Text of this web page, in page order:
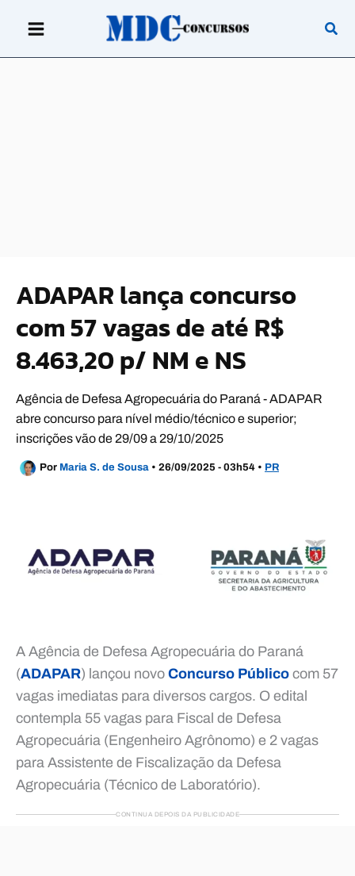
ADAPAR lança concurso
com 57 vagas de até R$
8.463,20 p/ NM e NS
Agência de Defesa Agropecuária do Paraná - ADAPAR
abre concurso para nível médio/técnico e superior;
inscrições vão de 29/09 a 29/10/2025
Por Maria S. de Sousa • 26/09/2025 - 03h54 • PR
A Agência de Defesa Agropecuária do Paraná
(ADAPAR) lançou novo Concurso Público com 57
vagas imediatas para diversos cargos. O edital
contempla 55 vagas para Fiscal de Defesa
Agropecuária (Engenheiro Agrônomo) e 2 vagas
para Assistente de Fiscalização da Defesa
Agropecuária (Técnico de Laboratório).
CONTINUA DEPOIS DA PUBLICIDADE